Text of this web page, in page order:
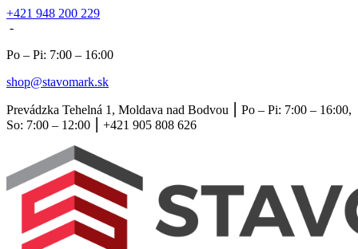
+421 948 200 229
-
Po – Pi: 7:00 – 16:00
shop@stavomark.sk
Prevádzka Tehelná 1, Moldava nad Bodvou ⎮ Po – Pi: 7:00 – 16:00,
So: 7:00 – 12:00 ⎮ +421 905 808 626